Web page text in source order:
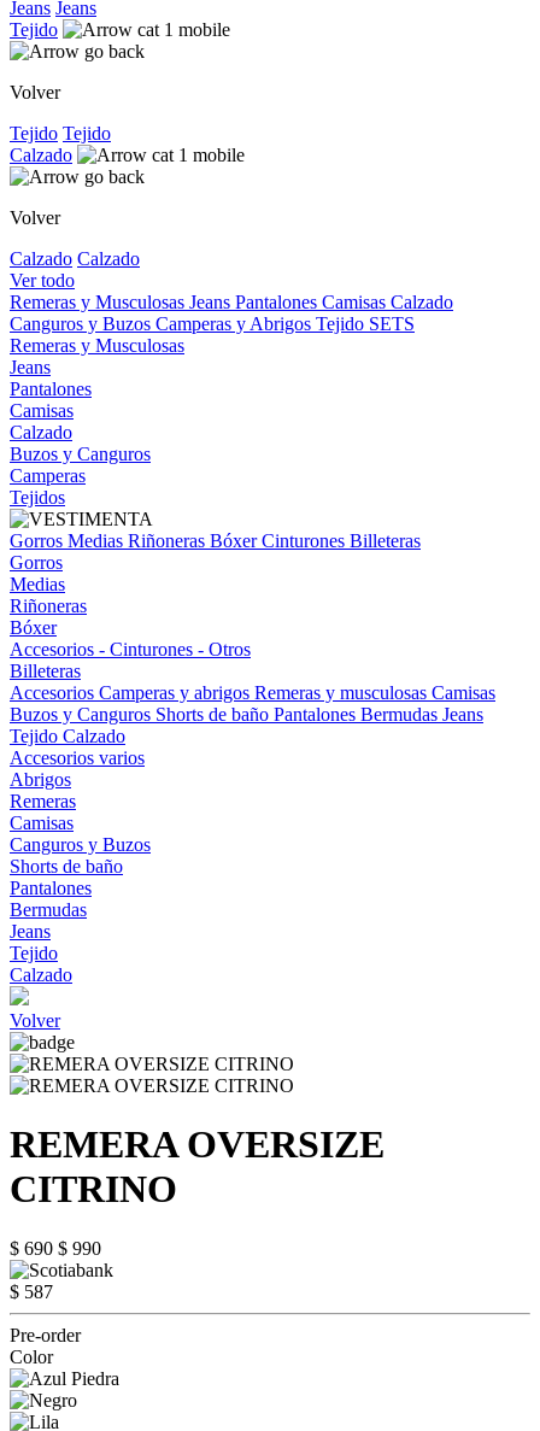
Jeans Jeans
Tejido
Volver
Tejido Tejido
Calzado
Volver
Calzado Calzado
Ver todo
Remeras y Musculosas Jeans Pantalones Camisas Calzado
Canguros y Buzos Camperas y Abrigos Tejido SETS
Remeras y Musculosas
Jeans
Pantalones
Camisas
Calzado
Buzos y Canguros
Camperas
Tejidos
Gorros Medias Riñoneras BóxerCinturones Billeteras
Gorros
Medias
Riñoneras
Bóxer
Accesorios - Cinturones - Otros
Billeteras
Accesorios Camperas y abrigos Remeras y musculosas Camisas
Buzos y Canguros Shorts de baño Pantalones Bermudas Jeans
Tejido Calzado
Accesorios varios
Abrigos
Remeras
Camisas
Canguros y Buzos
Shorts de baño
Pantalones
Bermudas
Jeans
Tejido
Calzado
Volver
REMERA OVERSIZE
CITRINO
$ 690 $ 990
$ 587
Pre-order
Color